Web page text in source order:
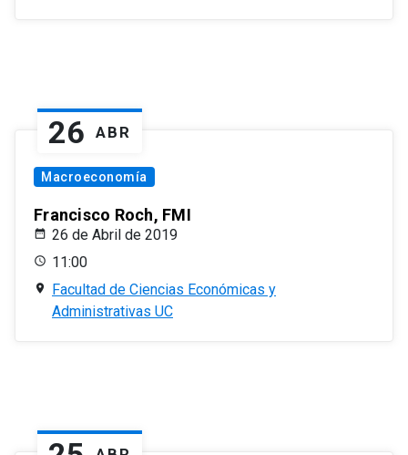
26 ABR
Macroeconomía
Francisco Roch, FMI
26 de Abril de 2019
11:00
Facultad de Ciencias Económicas y
Administrativas UC